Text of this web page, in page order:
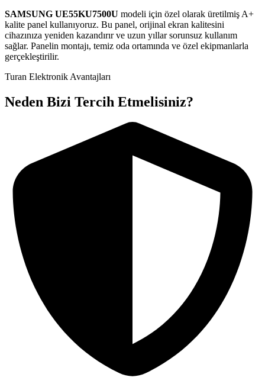
SAMSUNG UE55KU7500U modeli için özel olarak üretilmiş A+
kalite panel kullanıyoruz. Bu panel, orijinal ekran kalitesini
cihazınıza yeniden kazandırır ve uzun yıllar sorunsuz kullanım
sağlar. Panelin montajı, temiz oda ortamında ve özel ekipmanlarla
gerçekleştirilir.
Turan Elektronik Avantajları
Neden Bizi Tercih Etmelisiniz?